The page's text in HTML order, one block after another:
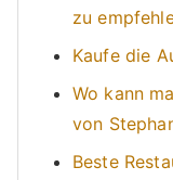
zu
Kaufe die
Wo kann
von
Beste